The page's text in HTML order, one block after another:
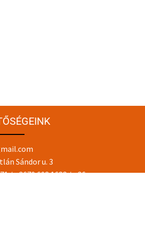
Sándor u. 3
/+3670 608 1688/+36